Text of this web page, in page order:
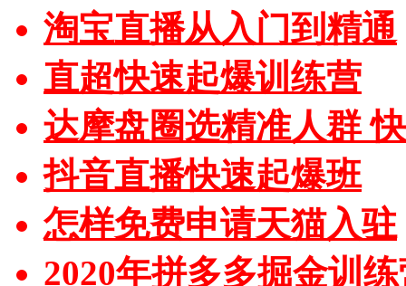
淘宝直播从入门到精通
直超快速起爆训练营
达摩盘圈选精准人群
抖音直播快速起爆班
怎样免费申请天猫入驻
2020年拼多多掘金训